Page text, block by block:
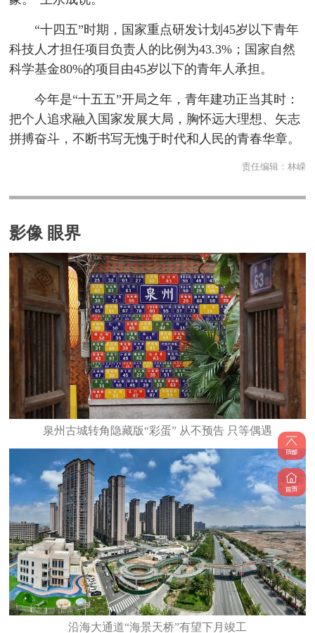
“十四五”时期，国家重点研发计划45岁以下青年
科技人才担任项目负责人的比例为43.3%；国家自然
科学基金80%的项目由45岁以下的青年人承担。
今年是“十五五”开局之年，青年建功正当其时：
把个人追求融入国家发展大局，胸怀远大理想、矢志
拼搏奋斗，不断书写无愧于时代和人民的青春华章。
责任编辑： 林嵘
影像 眼界
泉州古城转角隐藏版“彩蛋” 从不预告 只等偶遇
沿海大通道“海景天桥”有望下月竣工